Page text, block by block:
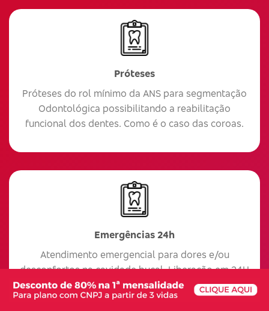
Próteses
Próteses do rol mínimo da ANS para segmentação
Odontológica possibilitando a reabilitação
funcional dos dentes. Como é o caso das coroas.
Emergências 24h
Atendimento emergencial para dores e/ou
desconfortos na cavidade bucal. Liberação em 24H
após o primeiro pagamento.